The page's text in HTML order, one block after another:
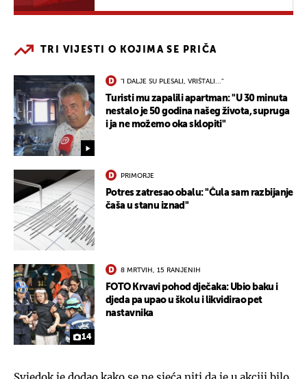
TRI VIJESTI O KOJIMA SE PRIČA
"I DALJE SU PLESALI, VRIŠTALI..."
Turisti mu zapalili apartman: "U 30 minuta
nestalo je 50 godina našeg života, supruga
i ja ne možemo oka sklopiti"
PRIMORJE
Potres zatresao obalu: "Čula sam razbijanje
čaša u stanu iznad"
14
8 MRTVIH, 15 RANJENIH
FOTO Krvavi pohod dječaka: Ubio baku i
djeda pa upao u školu i likvidirao pet
nastavnika